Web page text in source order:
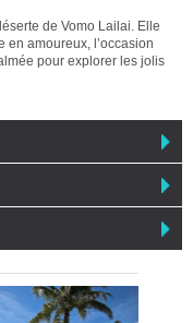
de Vomo Lailai. Elle
en amoureux, l’occasion
pour explorer les jolis